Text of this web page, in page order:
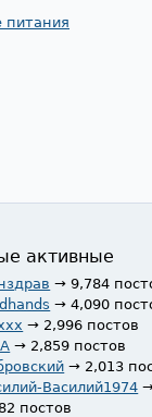
питания
активные
→ 9,784
→ 4,090
→ 2,996 постов
→ 2,859 постов
→ 2,013
Василий1974
постов